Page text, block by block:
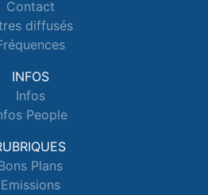
Contact
diffusés
INFOS
Infos
People
Plans
Emissions